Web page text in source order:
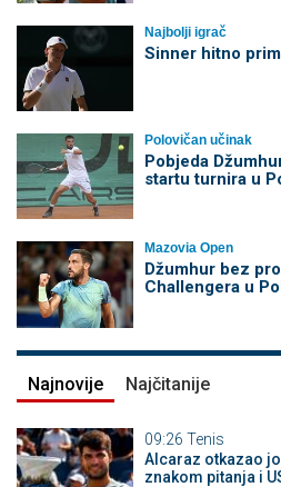
Najbolji igrač
Sinner hitno
Polovičan učinak
Pobjeda
startu turnira u
Mazovia Open
Džumhur bez
Challengera u
Najnovije Najčitanije
09:26 Tenis
Alcaraz otkazao
znakom pitanja i